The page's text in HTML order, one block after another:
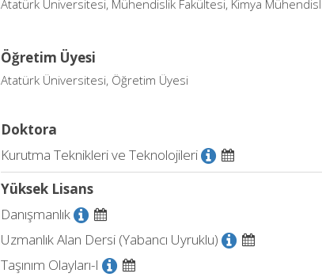
Atatürk Üniversitesi, Mühendislik Fakültesi, Kimya
Öğretim Üyesi
Atatürk Üniversitesi, Öğretim Üyesi
Doktora
Kurutma Teknikleri ve Teknolojileri
Yüksek Lisans
Danışmanlık
Uzmanlık Alan Dersi (Yabancı Uyruklu)
Taşınım Olayları-I